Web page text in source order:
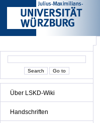
Über LSKD-Wiki
Handschriften